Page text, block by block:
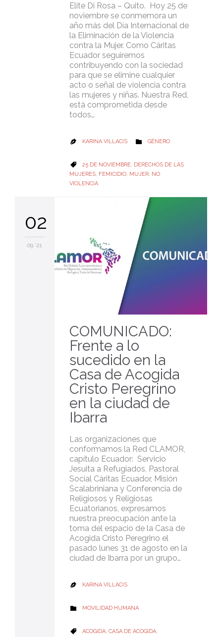
Elite Di Rosa – Quito. Hoy 25 de
noviembre se conmemora un
año más del Día Internacional de
la Eliminación de la Violencia
contra la Mujer. Como Cáritas
Ecuador seguiremos
contribuyendo con la sociedad
para que se elimine cualquier
acto o señal de violencia contra
las mujeres y niñas. Nuestra Red,
está comprometida desde
todos…
 KARINA VILLACIS  CATEGORY
GÉNERO
 CATEGORY
25 DE NOVIEMBRE, DERECHOS DE LAS
MUJERES, FEMICIDIO, MUJER, NO
VIOLENCIA
02
09 '21
COMUNICADO:
Frente a lo
sucedido en la
Casa de Acogida
Cristo Peregrino
en la ciudad de
Ibarra
Las organizaciones que
conformamos la Red CLAMOR,
capítulo Ecuador: Servicio
Jesuita a Refugiados, Pastoral
Social Cáritas Ecuador, Misión
Scalabriniana y Conferencia de
Religiosos y Religiosas
Ecuatorianos, expresamos
nuestra preocupación ante la
toma del espacio de la Casa de
Acogida Cristo Peregrino el
pasado lunes 31 de agosto en la
ciudad de Ibarra por un grupo…
 KARINA VILLACIS
 CATEGORY
MOVILIDAD HUMANA
 CATEGORY
ACOGIDA, CASA DE ACOGIDA,